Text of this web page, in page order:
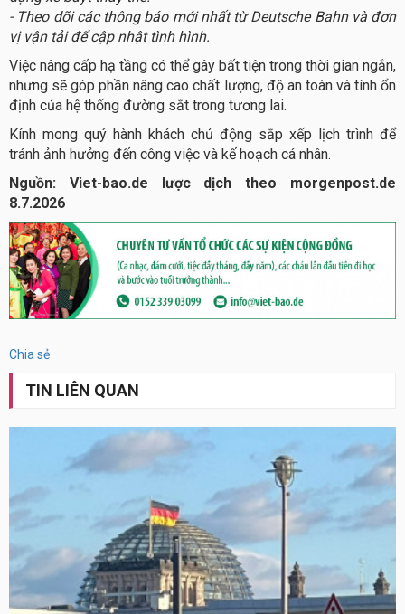
- Theo dõi các thông báo mới nhất từ Deutsche Bahn và đơn
vị vận tải để cập nhật tình hình.
Việc nâng cấp hạ tầng có thể gây bất tiện trong thời gian ngắn,
nhưng sẽ góp phần nâng cao chất lượng, độ an toàn và tính ổn
định của hệ thống đường sắt trong tương lai.
Kính mong quý hành khách chủ động sắp xếp lịch trình để
tránh ảnh hưởng đến công việc và kế hoạch cá nhân.
Nguồn: Viet-bao.de lược dịch theo morgenpost.de
8.7.2026
Chia sẻ
TIN LIÊN QUAN